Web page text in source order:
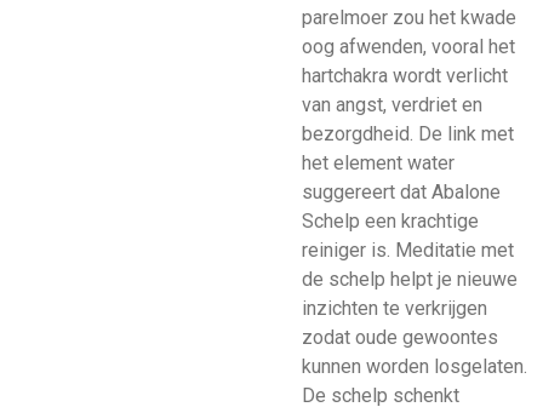
parelmoer zou het kwade
oog afwenden, vooral het
hartchakra wordt verlicht
van angst, verdriet en
bezorgdheid. De link met
het element water
suggereert dat Abalone
Schelp een krachtige
reiniger is. Meditatie met
de schelp helpt je nieuwe
inzichten te verkrijgen
zodat oude gewoontes
kunnen worden losgelaten.
De schelp schenkt